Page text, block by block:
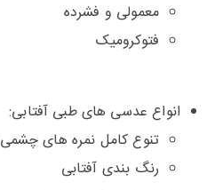
معمولی و فشرده
فتوکرومیک
انواع عدسی های طبی آفتابی:
تنوع کامل نمره های چشمی
رنگ بندی آفتابی